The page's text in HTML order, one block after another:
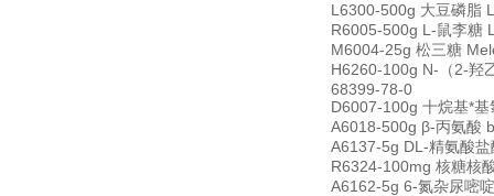
L6300-500g 大豆磷脂
R6005-500g L-鼠李糖
M6004-25g 松三糖
H6260-100g N-（2-羟
68399-78-0
D6007-100g 十烷基*
A6018-500g β-丙氨酸
A6137-5g DL-精氨酸
R6324-100mg 核糖核
A6162-5g 6-氮杂尿嘧